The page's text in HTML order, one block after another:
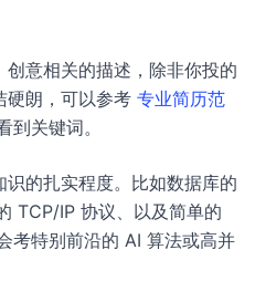
意相关的描述，除非你投的
硬朗，可以参考 专业简历范
到关键词。
的扎实程度。比如数据库的
TCP/IP 协议、以及简单的
考特别前沿的 AI 算法或高并